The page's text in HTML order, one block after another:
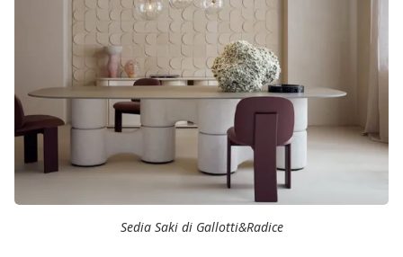
Sedia Saki di Gallotti&Radice